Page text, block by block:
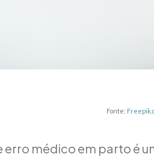
Fonte:
erro médico em parto é